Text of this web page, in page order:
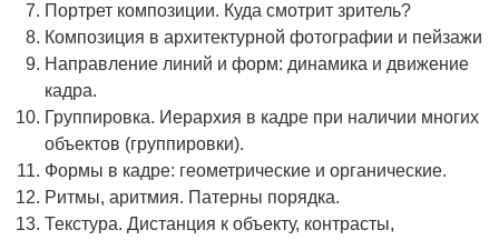
Портрет композиции. Куда смотрит зритель?
Композиция в архитектурной фотографии и пейзажи
Направление линий и форм: динамика и движение
кадра.
Группировка. Иерархия в кадре при наличии многих
объектов (группировки).
Формы в кадре: геометрические и органические.
Ритмы, аритмия. Патерны порядка.
Текстура. Дистанция к объекту, контрасты,